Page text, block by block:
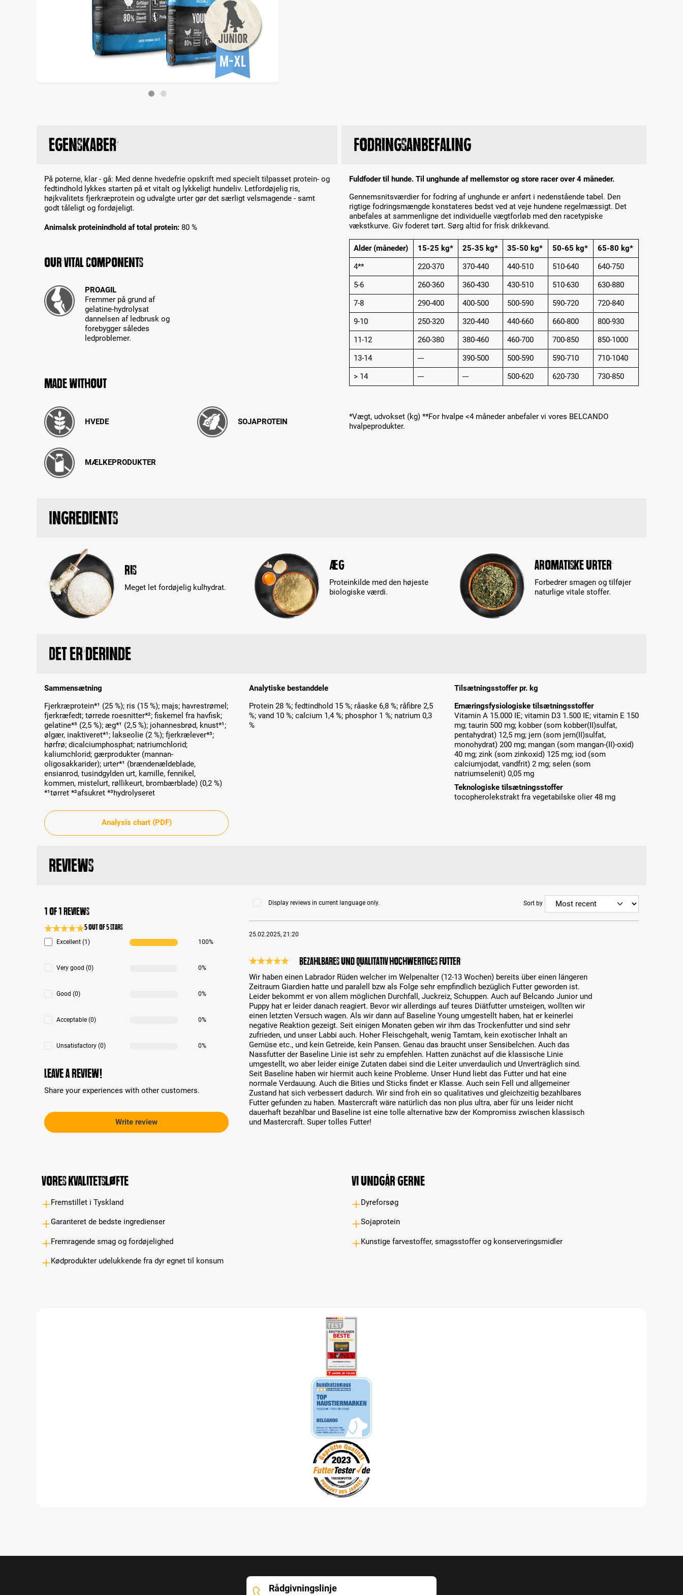
Egenskaber
På poterne, klar - gå: Med denne hvedefrie opskrift med specielt tilpasset protein- og
fedtindhold lykkes starten på et vitalt og lykkeligt hundeliv. Letfordøjelig ris,
højkvalitets fjerkræprotein og udvalgte urter gør det særligt velsmagende - samt
godt tåleligt og fordøjeligt.
Animalsk proteinindhold af total protein: 80 %
Our Vital Components
PROAGIL
Fremmer på grund af
gelatine-hydrolysat
dannelsen af ledbrusk og
forebygger således
ledproblemer.
Made without
HVEDE SOJAPROTEIN
MÆLKEPRODUKTER
Ingredients
Ris
Meget let fordøjelig kulhydrat.
Æg
Proteinkilde med den højeste
biologiske værdi.
Aromatiske urter
Forbedrer smagen og tilføjer
naturlige vitale stoffer.
Fodringsanbefaling
Fuldfoder til hunde. Til unghunde af mellemstor og store racer over 4 måneder.
Gennemsnitsværdier for fodring af unghunde er anført i nedenstående tabel. Den
rigtige fodringsmængde konstateres bedst ved at veje hundene regelmæssigt. Det
anbefales at sammenligne det individuelle vægtforløb med den racetypiske
vækstkurve. Giv foderet tørt. Sørg altid for frisk drikkevand.
Alder (måneder) 15-25 kg* 25-35 kg* 35-50 kg* 50-65 kg*
65-80 kg*
4**
220-370 370-440 440-510 510-640
640-750
5-6
260-360 360-430 430-510 510-630
630-880
7-8
290-400 400-500 500-590 590-720
720-840
9-10
250-320 320-440 440-660 660-800
800-930
11-12
260-380 380-460 460-700 700-850
850-1000
13-14
--- 390-500 500-590 590-710
710-1040
> 14
--- --- 500-620 620-730 730-850
*Vægt, udvokset (kg) **For hvalpe <4 måneder anbefaler vi vores BELCANDO
hvalpeprodukter.
Det er derinde
Sammensætning
Fjerkræprotein*¹ (25 %); ris (15 %); majs; havrestrømel;
fjerkræfedt; tørrede roesnitter*²; fiskemel fra havfisk;
gelatine*³ (2,5 %); æg*¹ (2,5 %); johannesbrød, knust*¹;
ølgær, inaktiveret*¹; lakseolie (2 %); fjerkrælever*³;
hørfrø; dicalciumphosphat; natriumchlorid;
kaliumchlorid; gærprodukter (mannan-
oligosakkarider); urter*¹ (brændenældeblade,
ensianrod, tusindgylden urt, kamille, fennikel,
kommen, mistelurt, røllikeurt, brombærblade) (0,2 %)
*¹tørret *²afsukret *³hydrolyseret
Analytiske bestanddele
Protein 28 %; fedtindhold 15 %; råaske 6,8 %; råfibre 2,5
%; vand 10 %; calcium 1,4 %; phosphor 1 %; natrium 0,3
%
Tilsætningsstoffer pr. kg
Ernæringsfysiologiske tilsætningsstoffer
Vitamin A 15.000 IE; vitamin D3 1.500 IE; vitamin E 150
mg; taurin 500 mg; kobber (som kobber(II)sulfat,
pentahydrat) 12,5 mg; jern (som jern(II)sulfat,
monohydrat) 200 mg; mangan (som mangan-(II)-oxid)
40 mg; zink (som zinkoxid) 125 mg; iod (som
calciumjodat, vandfrit) 2 mg; selen (som
natriumselenit) 0,05 mg
Teknologiske tilsætningsstoffer
tocopherolekstrakt fra vegetabilske olier 48 mg
Analysis chart (PDF)
Reviews
1 of 1 reviews
Average rating 5 of 5 Stars
5 out of 5 stars
Excellent (1) 100%
Very good (0) 0%
Good (0) 0%
Acceptable (0) 0%
Unsatisfactory (0) 0%
Leave a review!
Share your experiences with other customers.
Write review
Display reviews in current language only. Sort by
25.02.2025, 21:20
Review with rating of 5 out of 5 stars
Bezahlbares und qualitativ hochwertiges Futter
Wir haben einen Labrador Rüden welcher im Welpenalter (12-13 Wochen) bereits über einen längeren
Zeitraum Giardien hatte und paralell bzw als Folge sehr empfindlich bezüglich Futter geworden ist.
Leider bekommt er von allem möglichen Durchfall, Juckreiz, Schuppen. Auch auf Belcando Junior und
Puppy hat er leider danach reagiert. Bevor wir allerdings auf teures Diätfutter umsteigen, wollten wir
einen letzten Versuch wagen. Als wir dann auf Baseline Young umgestellt haben, hat er keinerlei
negative Reaktion gezeigt. Seit einigen Monaten geben wir ihm das Trockenfutter und sind sehr
zufrieden, und unser Labbi auch. Hoher Fleischgehalt, wenig Tamtam, kein exotischer Inhalt an
Gemüse etc., und kein Getreide, kein Pansen. Genau das braucht unser Sensibelchen. Auch das
Nassfutter der Baseline Linie ist sehr zu empfehlen. Hatten zunächst auf die klassische Linie
umgestellt, wo aber leider einige Zutaten dabei sind die Leiter unverdaulich und Unverträglich sind.
Seit Baseline haben wir hiermit auch keine Probleme. Unser Hund liebt das Futter und hat eine
normale Verdauung. Auch die Bities und Sticks findet er Klasse. Auch sein Fell und allgemeiner
Zustand hat sich verbessert dadurch. Wir sind froh ein so qualitatives und gleichzeitig bezahlbares
Futter gefunden zu haben. Mastercraft wäre natürlich das non plus ultra, aber für uns leider nicht
dauerhaft bezahlbar und Baseline ist eine tolle alternative bzw der Kompromiss zwischen klassisch
und Mastercraft. Super tolles Futter!
Vores kvalitetsløfte
Fremstillet i Tyskland
Garanteret de bedste ingredienser
Fremragende smag og fordøjelighed
Kødprodukter udelukkende fra dyr egnet til konsum
Vi undgår gerne
Dyreforsøg
Sojaprotein
Kunstige farvestoffer, smagsstoffer og konserveringsmidler
Rådgivningslinje